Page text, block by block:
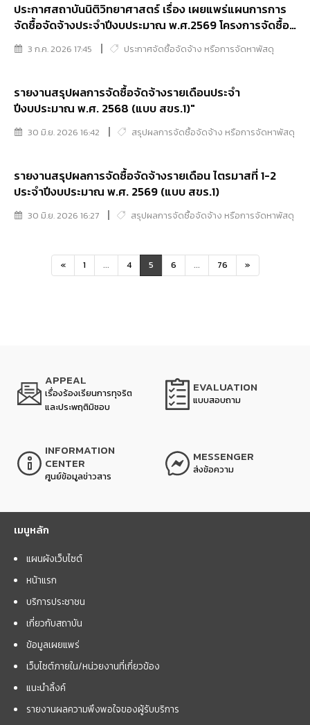
ประกาศสถาบันนิติวิทยาศาสตร์ เรื่อง เผยแพร่แผนการการ
จัดซื้อจัดจ้างประจำปีงบประมาณ พ.ศ.2569 โครงการจัดซื้อ
วัสดุวิทยาศาสตร์และการแพทย์ จำนวน 34 รายการ
3 ก.ค. 2026 17:45 ประกาศจัดซื้อจัดจ้าง หรือการจัดหาพัสดุ
รายงานสรุปผลการจัดซื้อจัดจ้างรายเดือนประจำ
ปีงบประมาณ พ.ศ. 2568 (แบบ สขร.1)"
30 มิ.ย. 2026 16:42 สรุปผลการจัดซื้อจัดจ้าง หรือการจัดหาพัสดุ
รายงานสรุปผลการจัดซื้อจัดจ้างรายเดือน ไตรมาสที่ 1-2
ประจำปีงบประมาณ พ.ศ. 2569 (แบบ สขร.1)
30 มิ.ย. 2026 16:27 สรุปผลการจัดซื้อจัดจ้าง หรือการจัดหาพัสดุ
« 1 ... 4 5 6 ... 76 »
APPEAL
เรื่องร้องเรียนการทุจริต
และประพฤติมิชอบ
EVALUATION
แบบสอบถาม
INFORMATION
CENTER
ศูนย์ข้อมูลข่าวสาร
MESSENGER
ส่งข้อความ
เมนูหลัก
แผนผังเว็บไซต์
หน้าแรก
บริการประชาชน
เกี่ยวกับสถาบัน
ข้อมูลเผยแพร่
เว็บไซต์ภายใน/หน่วยงานที่เกี่ยวข้อง
แนะนำลิ้งค์
รายงานผลความพึงพอใจของผู้รับบริการ